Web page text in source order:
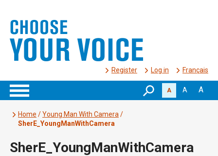
Register Log in Français
A A A
Home /Young Man With Camera /
SherE_YoungManWithCamera
SherE_YoungManWithCamera